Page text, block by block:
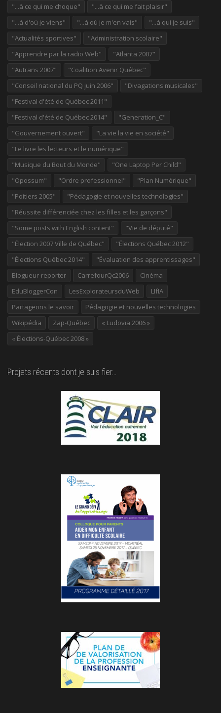
"...à ce qui me choque"
"...à ce qui me fait plaisir"
"...à d'où je viens"
"...à où je m'en vais"
"...à qui je suis"
"Actualités sportives"
"Administration scolaire"
"Apprendre par la radio Web"
"Atlanta 2007"
"Autrans 2007"
"Coalition Avenir Québec"
"Conseil national du PQ juin 2006"
"Divagations musicales"
"Festival d'été de Québec 2011"
"Festival d'été de Québec 2014"
"Generation_C"
"Gouvernement ouvert"
"La vie la vie en société"
"Le livre les lecteurs et le numérique"
"Musique du Bout du Monde"
"One Laptop Per Child"
"Opossum"
"Ordre professionnel"
"Plan Numérique"
"Poitiers 2005"
"Pédagogie et nouvelles technologies"
"Réussite différenciée chez les filles et les garçons"
"Some posts with English content"
"Vie de député"
"Élection 2007 Ville de Québec"
"Élections Québec 2012"
"Élections Québec 2014"
"Évaluation des apprentissages"
Blogueur-reporter
CarrefourQc2006
Cinéma
EduBloggerCon
LesExplorateursduWeb
LIfIA
Partageons le savoir
Pédagogie et nouvelles technologies
Wikipédia
Zap-Québec
« Ludovia 2006 »
« Élections-Québec 2008 »
Projets récents dont je suis fier…